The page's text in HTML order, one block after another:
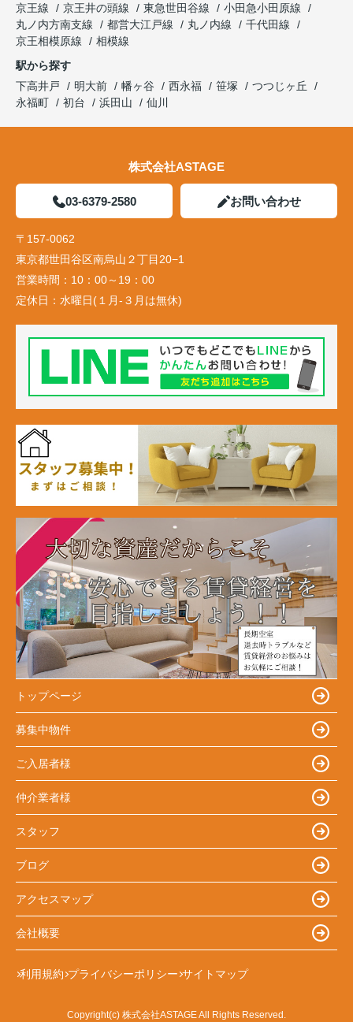
京王線
京王井の頭線 東急世田谷線
小田急小田原線
丸ノ内方南支線
都営大江戸線 丸ノ内線
千代田線
京王相模原線
相模線
駅から探す
下高井戸
明大前 幡ヶ谷 西永福 笹塚
つつじヶ丘
永福町
初台 浜田山 仙川
株式会社ASTAGE
03-6379-2580 お問い合わせ
〒157-0062
東京都世田谷区南烏山２丁目20−1
営業時間： 10：00～19：00
定休日： 水曜日(１月-３月は無休)
トップページ
募集中物件
ご入居者様
仲介業者様
スタッフ
ブログ
アクセスマップ
会社概要
利用規約 プライバシーポリシー サイトマップ
Copyright(c) 株式会社ASTAGE All Rights Reserved.